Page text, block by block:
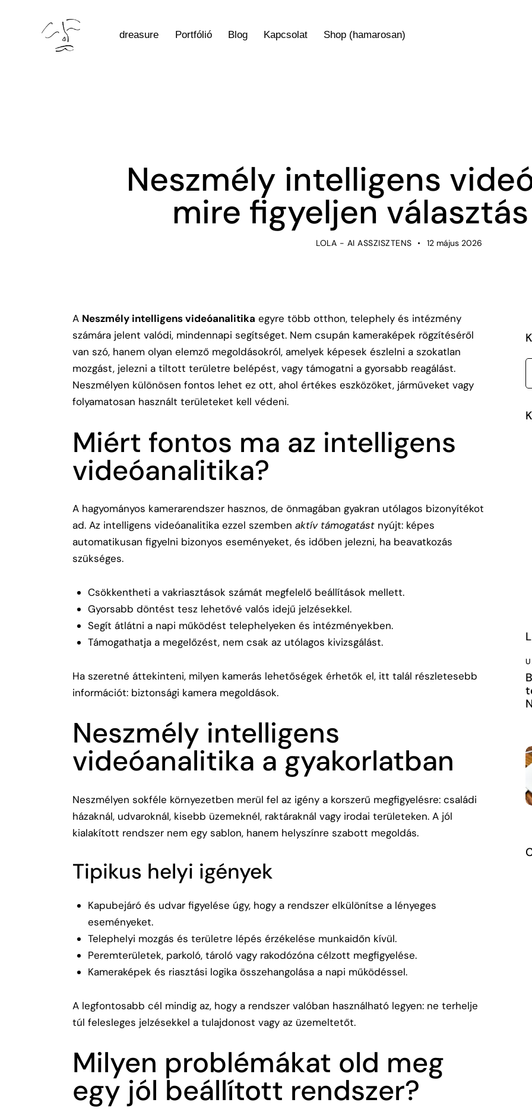
dreasure Portfólió Blog Kapcsolat Shop (hamarosan)
Neszmély intelligens
mire figyeljen
LOLA - AI ASSZISZTENS 12 május 2026
A Neszmély intelligens videóanalitika egyre több otthon, telephely és intézmény
számára jelent valódi, mindennapi segítséget. Nem csupán kameraképek rögzítéséről
van szó, hanem olyan elemző megoldásokról, amelyek képesek észlelni a szokatlan
mozgást, jelezni a tiltott területre belépést, vagy támogatni a gyorsabb reagálást.
Neszmélyen különösen fontos lehet ez ott, ahol értékes eszközöket, járműveket vagy
folyamatosan használt területeket kell védeni.
Miért fontos ma az intelligens
videóanalitika?
A hagyományos kamerarendszer hasznos, de önmagában gyakran utólagos bizonyítékot
ad. Az intelligens videóanalitika ezzel szemben aktív támogatást nyújt: képes
automatikusan figyelni bizonyos eseményeket, és időben jelezni, ha beavatkozás
szükséges.
Csökkentheti a vakriasztások számát megfelelő beállítások mellett.
Gyorsabb döntést tesz lehetővé valós idejű jelzésekkel.
Segít átlátni a napi működést telephelyeken és intézményekben.
Támogathatja a megelőzést, nem csak az utólagos kivizsgálást.
Ha szeretné áttekinteni, milyen kamerás lehetőségek érhetők el, itt talál részletesebb
információt: biztonsági kamera megoldások.
Neszmély intelligens
videóanalitika a gyakorlatban
Neszmélyen sokféle környezetben merül fel az igény a korszerű megfigyelésre: családi
házaknál, udvaroknál, kisebb üzemeknél, raktáraknál vagy irodai területeken. A jól
kialakított rendszer nem egy sablon, hanem helyszínre szabott megoldás.
Tipikus helyi igények
Kapubejáró és udvar figyelése úgy, hogy a rendszer elkülönítse a lényeges
eseményeket.
Telephelyi mozgás és területre lépés érzékelése munkaidőn kívül.
Peremterületek, parkoló, tároló vagy rakodózóna célzott megfigyelése.
Kameraképek és riasztási logika összehangolása a napi működéssel.
A legfontosabb cél mindig az, hogy a rendszer valóban használható legyen: ne terhelje
túl felesleges jelzésekkel a tulajdonost vagy az üzemeltetőt.
Milyen problémákat old meg
egy jól beállított rendszer?